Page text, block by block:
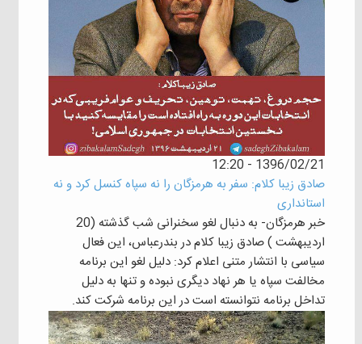
1396/02/21 - 12:20
صادق زیبا کلام: سفر به هرمزگان را نه سپاه کنسل کرد و نه
استانداری
خبر هرمزگان- به دنبال لغو سخنرانی شب گذشته (20
اردیبهشت ) صادق زیبا کلام در بندرعباس، این فعال
سیاسی با انتشار متنی اعلام کرد: دلیل لغو این برنامه
مخالفت سپاه یا هر نهاد دیگری نبوده و تنها به دلیل
تداخل برنامه نتوانسته است در این برنامه شرکت کند.